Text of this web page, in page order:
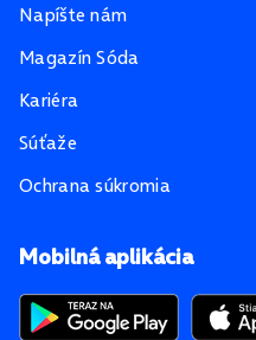
Mobilná aplikácia
Napíšte nám
Magazín Sóda
Kariéra
Súťaže
Ochrana súkromia